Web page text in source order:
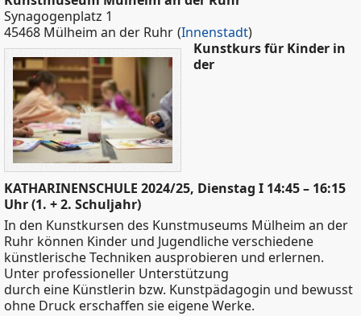
Synagogenplatz 1
45468 Mülheim an der Ruhr (Innenstadt)
Kunstkurs für Kinder in
der
KATHARINENSCHULE 2024/25, Dienstag I 14:45 – 16:15
Uhr (1. + 2. Schuljahr)
In den Kunstkursen des Kunstmuseums Mülheim an der
Ruhr können Kinder und Jugendliche verschiedene
künstlerische Techniken ausprobieren und erlernen.
Unter professioneller Unterstützung
durch eine Künstlerin bzw. Kunstpädagogin und bewusst
ohne Druck erschaffen sie eigene Werke.